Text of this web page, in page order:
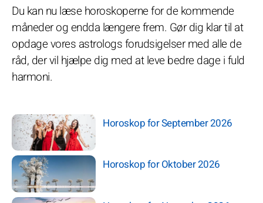
Du kan nu læse horoskoperne for de kommende
måneder og endda længere frem. Gør dig klar til at
opdage vores astrologs forudsigelser med alle de
råd, der vil hjælpe dig med at leve bedre dage i fuld
harmoni.
Horoskop for September 2026
Horoskop for Oktober 2026